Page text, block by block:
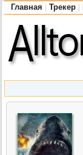
Главная Трекер